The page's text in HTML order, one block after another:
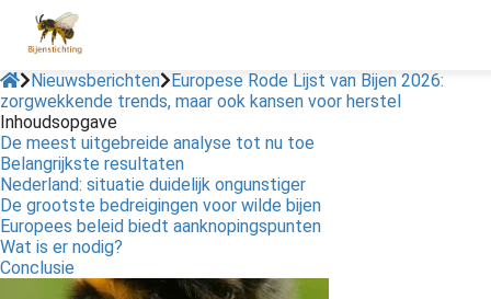
Nieuwsberichten
Europese Rode Lijst van Bijen 2026:
zorgwekkende trends, maar ook kansen voor herstel
Inhoudsopgave
De meest uitgebreide analyse tot nu toe
Belangrijkste resultaten
Nederland: situatie duidelijk ongunstiger
De grootste bedreigingen voor wilde bijen
Europees beleid biedt aanknopingspunten
Wat is er nodig?
Conclusie